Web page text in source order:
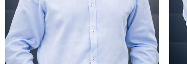
a su trabajo con la pasión por su
familia. Amante de las excursiones
por la montaña, la bicicleta y los
deportes de invierno, junto a una
buena experiencia gastronómica.